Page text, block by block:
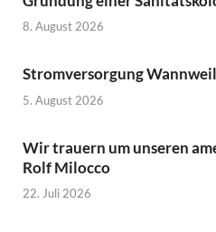
8. August 2026
Stromversorgung
5. August 2026
Wir trauern um unseren
Rolf Milocco
22. Juli 2026